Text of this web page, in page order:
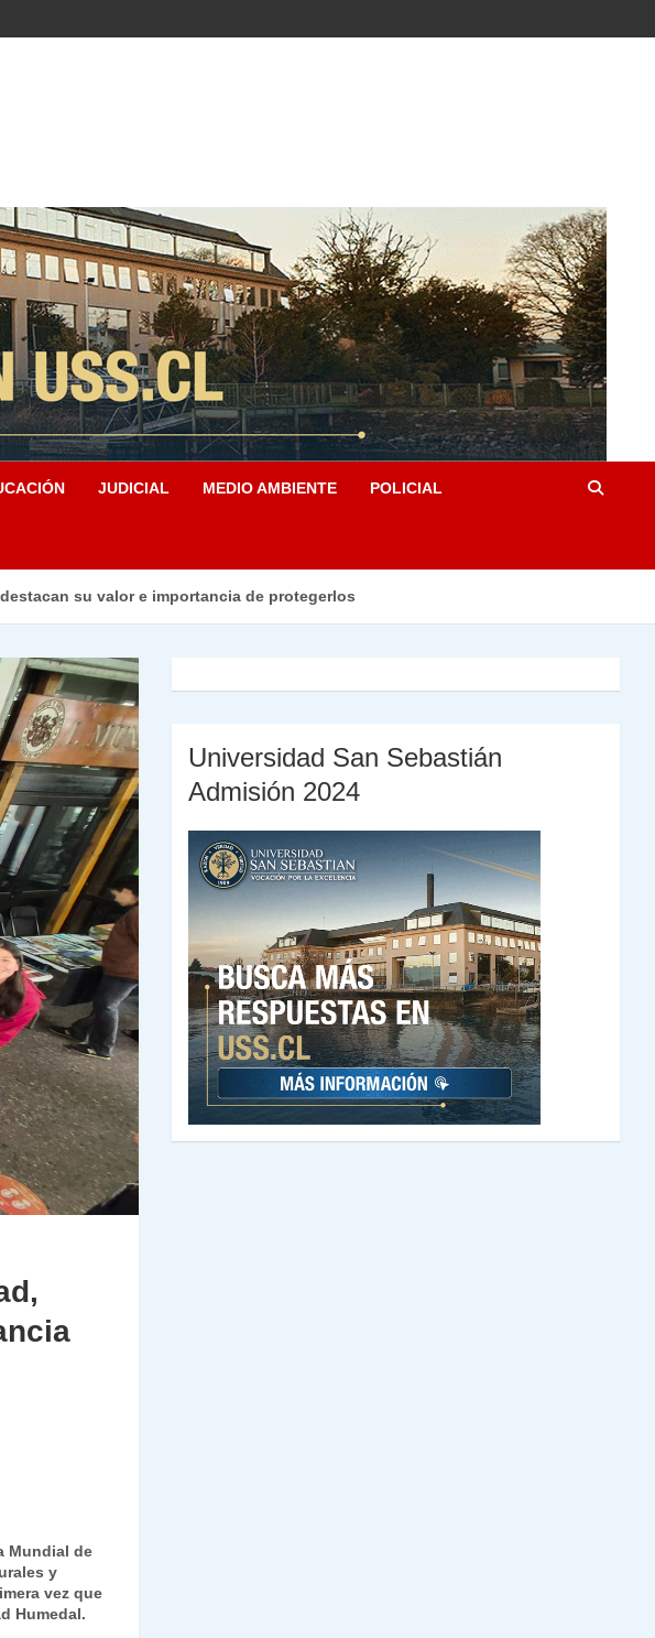
JUDICIAL MEDIO AMBIENTE POLICIAL
su valor e importancia de protegerlos
Mundial de
y
vez que
Humedal.
Universidad San Sebastián
Admisión 2024